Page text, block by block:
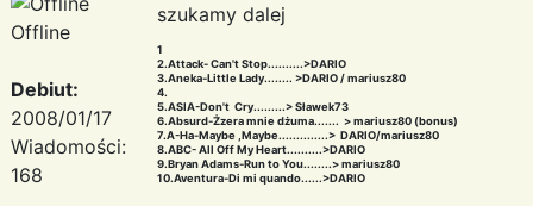
Offline
Debiut:
2008/01/17
Wiadomości:
168
szukamy dalej
1
2.Attack- Can't Stop..........>DARIO
3.Aneka-Little Lady........ >DARIO / mariusz80
4.
5.ASIA-Don't Cry.........> Sławek73
6.Absurd-Żzera mnie dżuma....... > mariusz80 (bonus)
7.A-Ha-Maybe ,Maybe..............> DARIO/mariusz80
8.ABC- All Off My Heart..........>DARIO
9.Bryan Adams-Run to You........> mariusz80
10.Aventura-Di mi quando......>DARIO